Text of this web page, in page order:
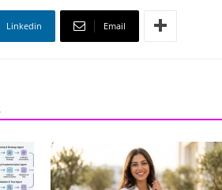
Linkedin Email